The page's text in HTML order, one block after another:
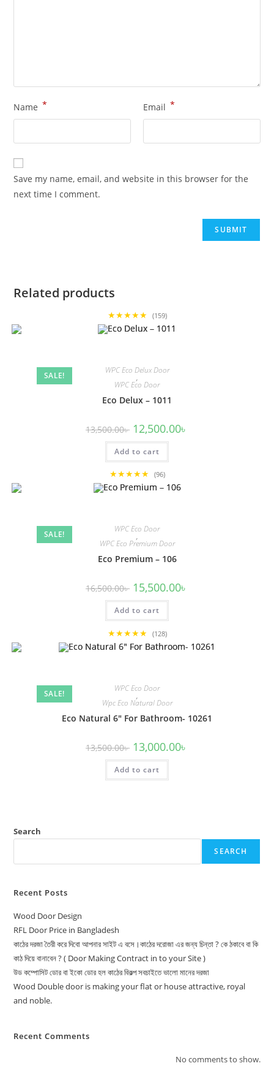
Name * Email *
Save my name, email, and website in this browser for the
next time I comment.
Related products
★★★★★ (159)
SALE!
WPC Eco Delux Door
,
WPC Eco Door
Eco Delux – 1011
13,500.00৳ Original
price
was:
13,500.00৳ .
12,500.00৳
Add to cart
★★★★★ (96)
SALE!
WPC Eco Door
,
WPC Eco Premium Door
Eco Premium – 106
16,500.00৳ Original
price
was:
16,500.00৳ .
15,500.00৳
Add to cart
★★★★★ (128)
SALE!
WPC Eco Door
,
Wpc Eco Natural Door
Eco Natural 6″ For Bathroom- 10261
13,500.00৳ Original
price
was:
13,500.00৳ .
13,000.00৳
Add to cart
Search
SEARCH
Recent Posts
Wood Door Design
RFL Door Price in Bangladesh
কাঠের দরজা তৈরী করে দিবো আপনার সাইট এ বসে।কাঠের দরোজা এর জন্য চিন্তা ? কে ঠকাবে বা কি
কাঠ দিয়ে বানাবেন ? ( Door Making Contract in to your Site )
উড কম্পোসিট ডোর বা ইকো ডোর হল কাঠের বিকল্প সবচাইতে ভালো মানের দরজা
Wood Double door is making your flat or house attractive, royal
and noble.
Recent Comments
No comments to show.